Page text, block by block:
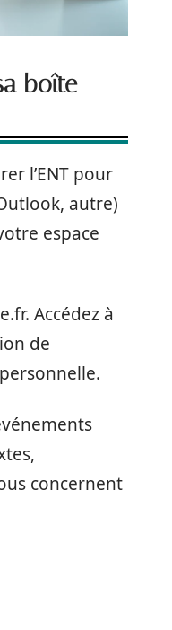
boîte
l’ENT pour
autre)
espace
Accédez à
de
concernent